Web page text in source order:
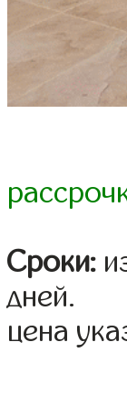
Сроки:
дней.
цена